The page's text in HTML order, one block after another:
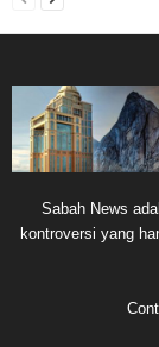
Sabah News
kontroversi yang